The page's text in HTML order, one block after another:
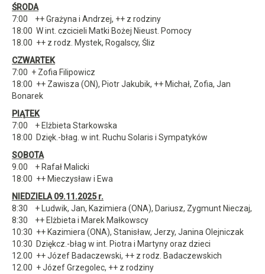
ŚRODA
7:00 ++ Grażyna i Andrzej, ++ z rodziny
18:00 W int. czcicieli Matki Bożej Nieust. Pomocy
18.00 ++ z rodz. Mystek, Rogalscy, Śliz
CZWARTEK
7:00 + Zofia Filipowicz
18:00 ++ Zawisza (ON), Piotr Jakubik, ++ Michał, Zofia, Jan
Bonarek
PIĄTEK
7:00 + Elżbieta Starkowska
18:00 Dzięk.-błag. w int. Ruchu Solaris i Sympatyków
SOBOTA
9.00 + Rafał Malicki
18:00 ++ Mieczysław i Ewa
NIEDZIELA 09.11.2025 r.
8:30 + Ludwik, Jan, Kazimiera (ONA), Dariusz, Zygmunt Nieczaj,
8:30 ++ Elżbieta i Marek Małkowscy
10:30 ++ Kazimiera (ONA), Stanisław, Jerzy, Janina Olejniczak
10:30 Dziękcz.-błag w int. Piotra i Martyny oraz dzieci
12.00 ++ Józef Badaczewski, ++ z rodz. Badaczewskich
12.00 + Józef Grzegolec, ++ z rodziny